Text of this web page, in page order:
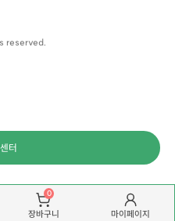
reserved.
터
0
장바구니 마이페이지